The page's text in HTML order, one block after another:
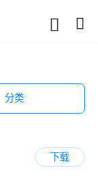
分类
下载